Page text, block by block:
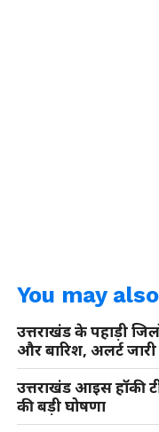
You may
उत्तराखंड के पहाड़ी
और बारिश, अलर्ट जारी
उत्तराखंड आइस हॉकी
की बड़ी घोषणा